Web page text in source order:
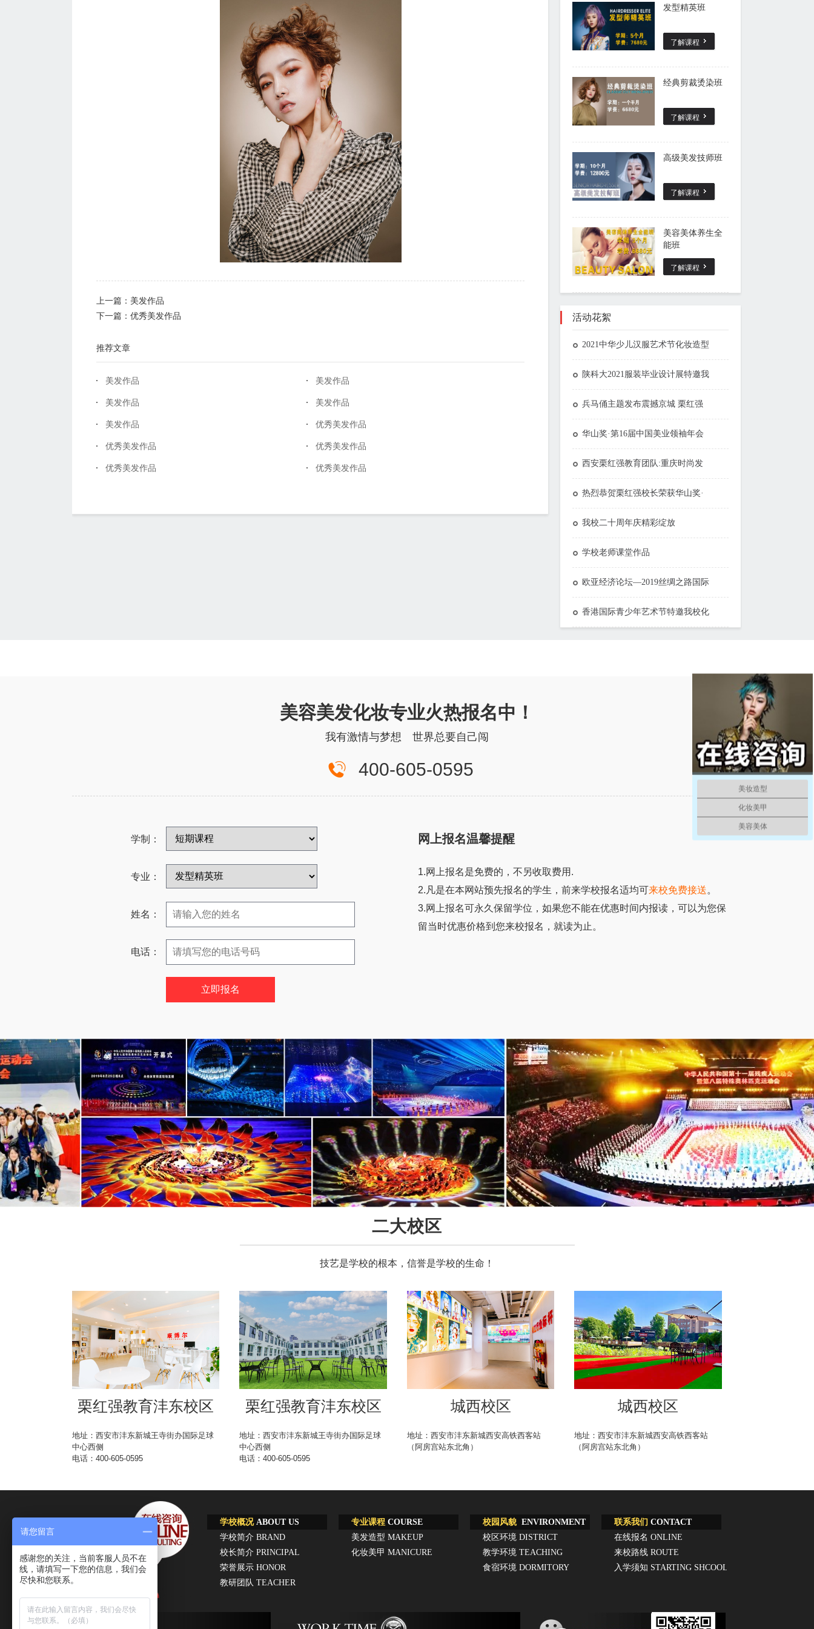
上一篇： 美发作品
下一篇： 优秀美发作品
推荐文章
美发作品 美发作品
美发作品 美发作品
美发作品 优秀美发作品
优秀美发作品 优秀美发作品
优秀美发作品 优秀美发作品
发型精英班
了解课程
经典剪裁烫染班
了解课程
高级美发技师班
了解课程
美容美体养生全
能班
了解课程
活动花絮
2021中华少儿汉服艺术节化妆造型
陕科大2021服装毕业设计展特邀我
兵马俑主题发布震撼京城 栗红强
华山奖·第16届中国美业领袖年会
西安栗红强教育团队:重庆时尚发
热烈恭贺栗红强校长荣获华山奖·
我校二十周年庆精彩绽放
学校老师课堂作品
欧亚经济论坛—2019丝绸之路国际
香港国际青少年艺术节特邀我校化
美容美发化妆专业火热报名中！
我有激情与梦想 世界总要自己闯
400-605-0595
学制：
专业：
姓名：
电话：
网上报名温馨提醒
1.网上报名是免费的，不另收取费用.
2.凡是在本网站预先报名的学生，前来学校报名适均可来校免费接送。
3.网上报名可永久保留学位，如果您不能在优惠时间内报读，可以为您保
留当时优惠价格到您来校报名，就读为止。
二大校区
技艺是学校的根本，信誉是学校的生命！
栗红强教育沣东校区
地址：西安市沣东新城王寺街办国际足球
中心西侧
电话：400-605-0595
栗红强教育沣东校区
地址：西安市沣东新城王寺街办国际足球
中心西侧
电话：400-605-0595
城西校区
地址：西安市沣东新城西安高铁西客站
（阿房宫站东北角）
城西校区
地址：西安市沣东新城西安高铁西客站
（阿房宫站东北角）
学校概况ABOUT US
学校简介 BRAND
校长简介 PRINCIPAL
荣誉展示 HONOR
教研团队 TEACHER
专业课程 COURSE
美发造型 MAKEUP
化妆美甲 MANICURE
校园风貌ENVIRONMENT
校区环境 DISTRICT
教学环境 TEACHING
食宿环境 DORMITORY
联系我们 CONTACT
在线报名 ONLINE
REGISTRATION
来校路线 ROUTE
入学须知 STARTING SHCOOL
美妆造型
化妆美甲
美容美体
请您留言
感谢您的关注，当前客服人员不在
线，请填写一下您的信息，我们会
尽快和您联系。